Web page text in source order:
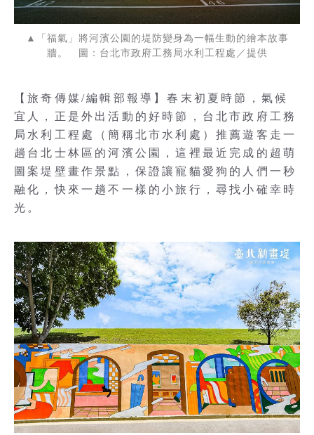
▲「福氣」將河濱公園的堤防變身為一幅生動的繪本故事
牆。 圖：台北市政府工務局水利工程處／提供
【旅奇傳媒/編輯部報導】春末初夏時節，氣候
宜人，正是外出活動的好時節，台北市政府工務
局水利工程處（簡稱北市水利處）推薦遊客走一
趟台北士林區的河濱公園，這裡最近完成的超萌
圖案堤壁畫作景點，保證讓寵貓愛狗的人們一秒
融化，快來一趟不一樣的小旅行，尋找小確幸時
光。